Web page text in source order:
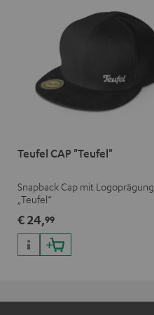
Teufel CAP "Teufel"
Snapback Cap mit Logoprägung
„Teufel“
€ 24,99